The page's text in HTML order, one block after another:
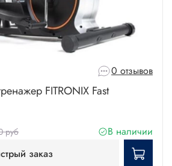
0 отзывов
FITRONIX Fast
руб
В наличии
заказ